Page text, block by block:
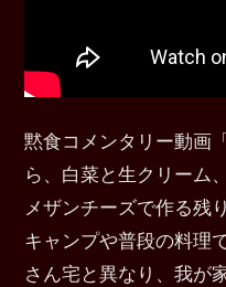
黙食コメンタリー動画
ら、白菜と生クリーム
メザンチーズで作る残
キャンプや普段の料理
さん宅と異なり、我が